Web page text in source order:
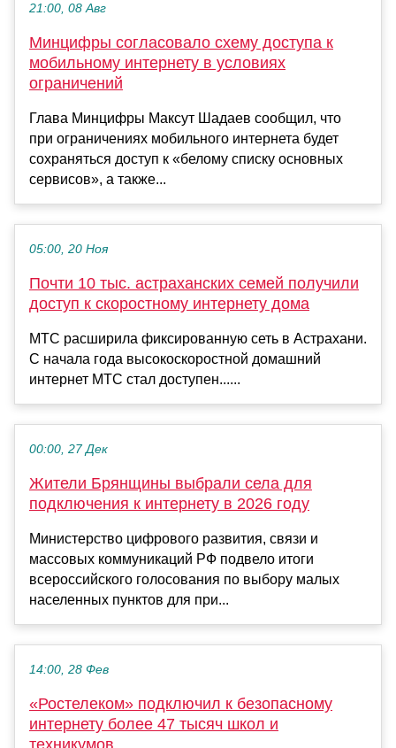
21:00, 08 Авг
Минцифры согласовало схему доступа к
мобильному интернету в условиях
ограничений
Глава Минцифры Максут Шадаев сообщил, что
при ограничениях мобильного интернета будет
сохраняться доступ к «белому списку основных
сервисов», а также...
05:00, 20 Ноя
Почти 10 тыс. астраханских семей получили
доступ к скоростному интернету дома
МТС расширила фиксированную сеть в Астрахани.
С начала года высокоскоростной домашний
интернет МТС стал доступен......
00:00, 27 Дек
Жители Брянщины выбрали села для
подключения к интернету в 2026 году
Министерство цифрового развития, связи и
массовых коммуникаций РФ подвело итоги
всероссийского голосования по выбору малых
населенных пунктов для при...
14:00, 28 Фев
«Ростелеком» подключил к безопасному
интернету более 47 тысяч школ и
техникумов